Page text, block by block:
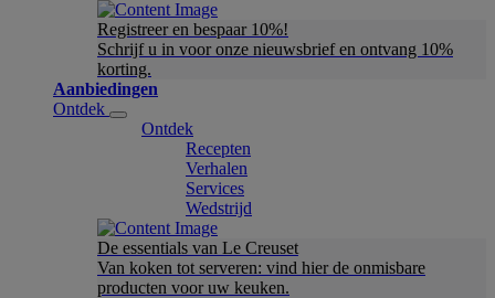
Registreer en bespaar 10%!
Schrijf u in voor onze nieuwsbrief en ontvang 10%
korting.
Aanbiedingen
Ontdek
Ontdek
Recepten
Verhalen
Services
Wedstrijd
De essentials van Le Creuset
Van koken tot serveren: vind hier de onmisbare
producten voor uw keuken.